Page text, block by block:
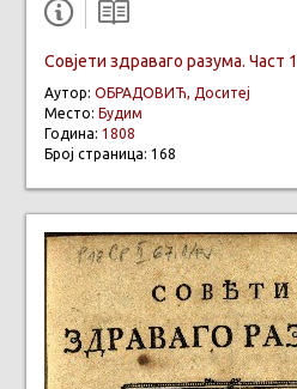
Совјети здраваго разума. Част 1
Аутор: ОБРАДОВИЋ, Доситеј
Место: Будим
Година: 1808
Број страница: 168